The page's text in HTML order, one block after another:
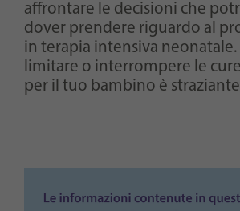
affrontare le decisioni che
dover prendere riguardo al
in terapia intensiva
limitare o interrompere le
per il tuo bambino è